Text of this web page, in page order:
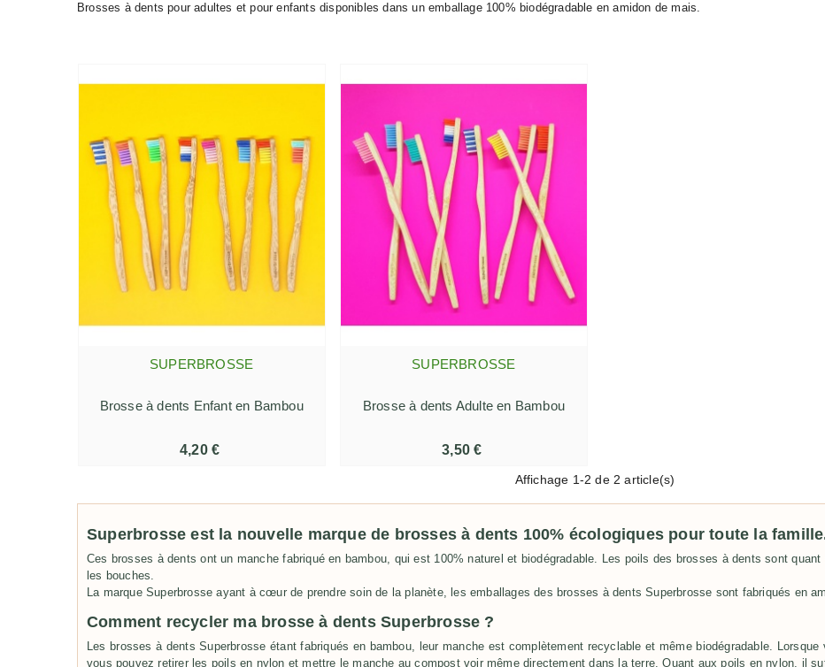
Brosses à dents pour adultes et pour enfants disponibles dans un emballage 100% biodégradable en amidon de mais.
AJOUTER AU PANIER
SUPERBROSSE
Brosse à dents Enfant en Bambou
4,20 €
AJOUTER AU PANIER
SUPERBROSSE
Brosse à dents Adulte en Bambou
3,50 €
Affichage 1-2 de 2 article(s)
Superbrosse est la nouvelle marque de brosses à dents 100% écologiques pour toute la
Ces brosses à dents ont un manche fabriqué en bambou, qui est 100% naturel et biodégradable. Les poils des brosses à dents sont
les bouches.
La marque Superbrosse ayant à cœur de prendre soin de la planète, les emballages des brosses à dents Superbrosse sont fabriqués en
Comment recycler ma brosse à dents Superbrosse ?
Les brosses à dents Superbrosse étant fabriqués en bambou, leur manche est complètement recyclable et même biodégradable.
vous pouvez retirer les poils en nylon et mettre le manche au compost voir même directement dans la terre. Quant aux poils en nylon, il